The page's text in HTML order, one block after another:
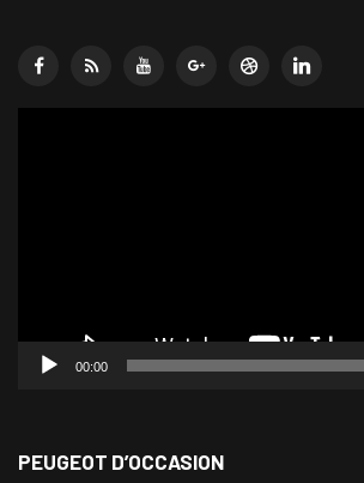
00:00
PEUGEOT D’OCCASION